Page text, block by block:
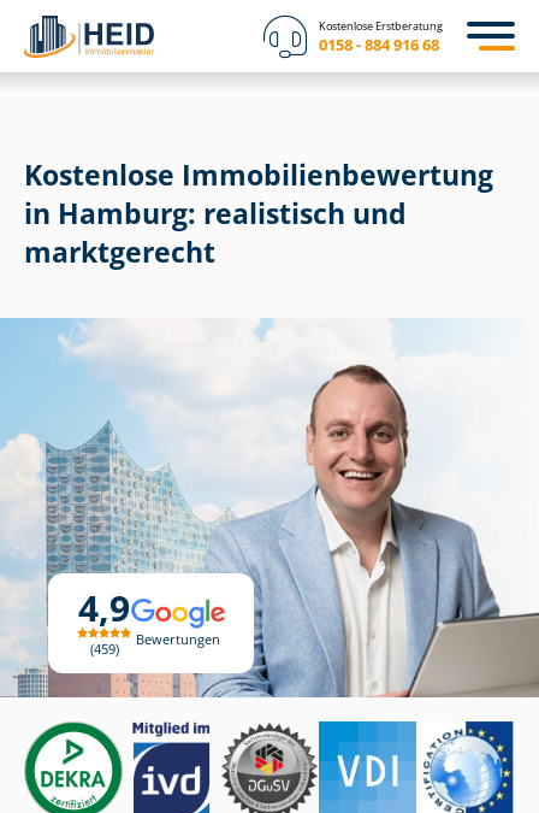
Kostenlose Erstberatung
0158 - 884 916 68
4,9
459
Bewertungen
Kostenlose Im­mo­bi­li­en­be­wer­tung
in Hamburg: realistisch und
marktgerecht